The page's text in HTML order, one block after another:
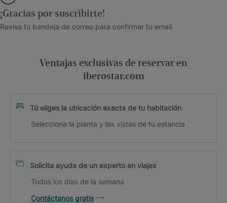
¡Gracias por suscribirte!
Revisa tu bandeja de correo para confirmar tu email.
Ventajas exclusivas de reservar en
iberostar.com
Tú eliges la ubicación exacta de tu habitación
Selecciona la planta y las vistas de tu estancia
Solicita ayuda de un experto en viajes
Todos los días de la semana
Contáctanos gratis